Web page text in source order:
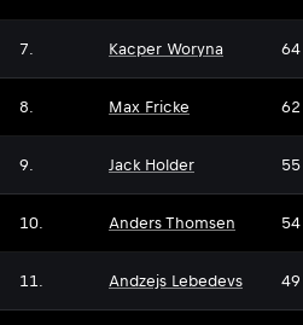
7. Kacper Woryna 64
8. Max Fricke 62
9. Jack Holder 55
10. Anders Thomsen 54
11. Andzejs Lebedevs 49